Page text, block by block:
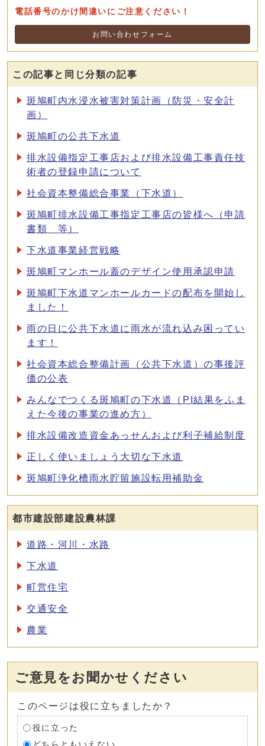
電話番号のかけ間違いにご注意ください！
お問い合わせフォーム
この記事と同じ分類の記事
斑鳩町内水浸水被害対策計画（防災・安全計
画）
斑鳩町の公共下水道
排水設備指定工事店および排水設備工事責任技
術者の登録申請について
社会資本整備総合事業（下水道）
斑鳩町排水設備工事指定工事店の皆様へ（申請
書類 等）
下水道事業経営戦略
斑鳩町マンホール蓋のデザイン使用承認申請
斑鳩町下水道マンホールカードの配布を開始し
ました！
雨の日に公共下水道に雨水が流れ込み困ってい
ます！
社会資本総合整備計画（公共下水道）の事後評
価の公表
みんなでつくる斑鳩町の下水道（PI結果をふま
えた今後の事業の進め方）
排水設備改造資金あっせんおよび利子補給制度
正しく使いましょう大切な下水道
斑鳩町浄化槽雨水貯留施設転用補助金
都市建設部建設農林課
道路・河川・水路
下水道
町営住宅
交通安全
農業
ご意見をお聞かせください
このページは役に立ちましたか？
役に立った